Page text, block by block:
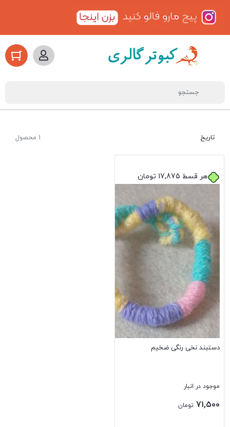
1 محصول تاریخ
هر قسط 17,875 تومان
دستبند نخی رنگی ضخیم
موجود در انبار
71,500 تومان